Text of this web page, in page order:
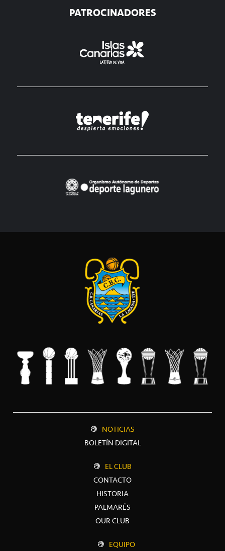
PATROCINADORES
NOTICIAS
BOLETÍN DIGITAL
EL CLUB
CONTACTO
HISTORIA
PALMARÉS
OUR CLUB
EQUIPO